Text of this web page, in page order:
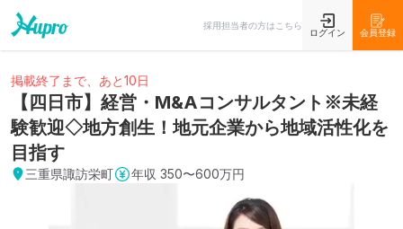
採用担当者の方はこちら
ログイン 会員登録
掲載終了まで、あと10日
【四日市】経営・M&Aコンサルタント※未経
験歓迎◇地方創生！地元企業から地域活性化を
目指す
三重県諏訪栄町 年収 350〜600万円